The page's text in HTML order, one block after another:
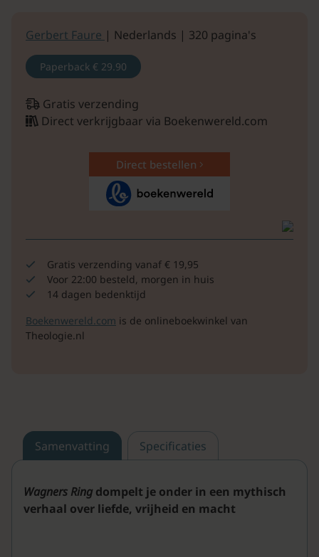
Gerbert Faure | Nederlands | 320 pagina's
Paperback € 29.90
Gratis verzending
Direct verkrijgbaar via Boekenwereld.com
Direct bestellen
Gratis verzending vanaf € 19,95
Voor 22:00 besteld, morgen in huis
14 dagen bedenktijd
Boekenwereld.com is de onlineboekwinkel van
Theologie.nl
Samenvatting Specificaties
Wagners Ring dompelt je onder in een mythisch
verhaal over liefde, vrijheid en macht